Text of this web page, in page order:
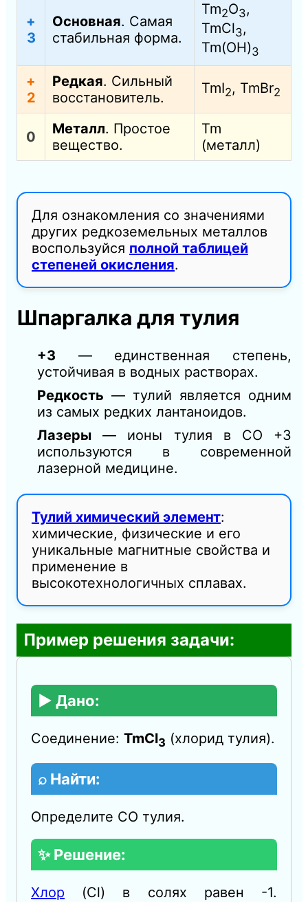
+
3
Основная. Самая
стабильная форма.
Tm2O3,
TmCl3,
Tm(OH)3
+
2
Редкая. Сильный
восстановитель.
TmI2, TmBr2
0 Металл. Простое
вещество.
Tm
(металл)
Для ознакомления со значениями
других редкоземельных металлов
воспользуйся полной таблицей
степеней окисления.
Шпаргалка для тулия
+3 — единственная степень,
устойчивая в водных растворах.
Редкость — тулий является одним
из самых редких лантаноидов.
Лазеры — ионы тулия в СО +3
используются в современной
лазерной медицине.
Тулий химический элемент:
химические, физические и его
уникальные магнитные свойства и
применение в
высокотехнологичных сплавах.
Пример решения задачи:
▶️ Дано:
Соединение: TmCl3 (хлорид тулия).
⌕ Найти:
Определите СО тулия.
✨ Решение:
Хлор (Cl) в солях равен -1.